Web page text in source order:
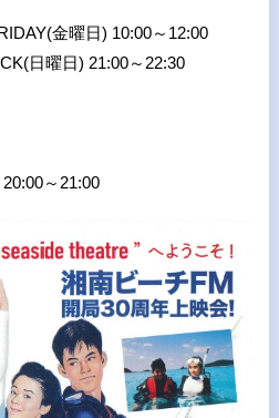
金曜日) 10:00～12:00
日曜日) 21:00～22:30
～21:00